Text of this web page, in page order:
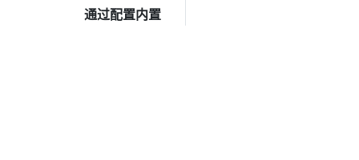
通过配置内置